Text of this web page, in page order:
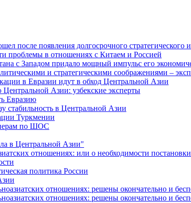
после появления долгосрочного стратегического
проблемы в отношениях с Китаем и Россией
с Западом придало мощный импульс его
и стратегическими соображениями –
в Евразии идут в обход Центральной Азии
Центральной Азии: узбекские эксперты
Евразию
стабильность в Центральной Азии
Туркмении
по ШОС
в Центральной Азии"
отношениях: или о необходимости
политика России
отношениях: решены окончательно и
отношениях: решены окончательно и